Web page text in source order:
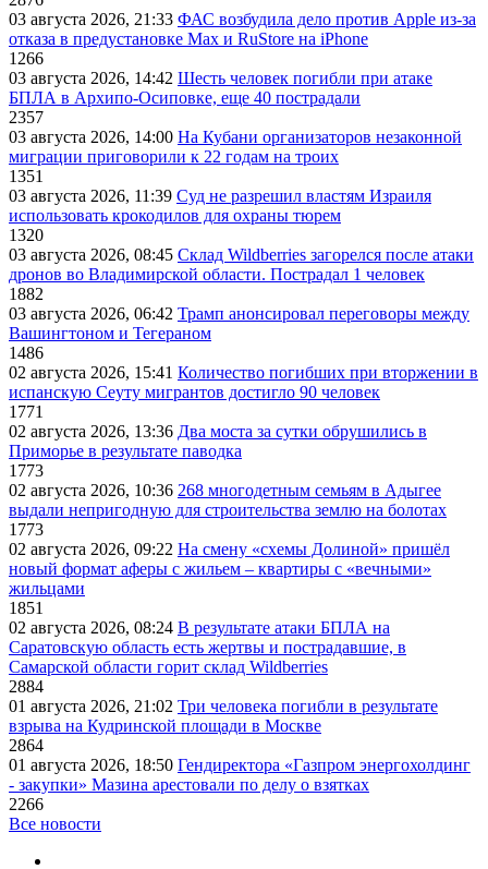
03 августа 2026, 21:33 ФАС возбудила дело против Apple из-за
отказа в предустановке Max и RuStore на iPhone
1266
03 августа 2026, 14:42 Шесть человек погибли при атаке
БПЛА в Архипо-Осиповке, еще 40 пострадали
2357
03 августа 2026, 14:00 На Кубани организаторов незаконной
миграции приговорили к 22 годам на троих
1351
03 августа 2026, 11:39 Суд не разрешил властям Израиля
использовать крокодилов для охраны тюрем
1320
03 августа 2026, 08:45 Склад Wildberries загорелся после атаки
дронов во Владимирской области. Пострадал 1 человек
1882
03 августа 2026, 06:42 Трамп анонсировал переговоры между
Вашингтоном и Тегераном
1486
02 августа 2026, 15:41 Количество погибших при вторжении в
испанскую Сеуту мигрантов достигло 90 человек
1771
02 августа 2026, 13:36 Два моста за сутки обрушились в
Приморье в результате паводка
1773
02 августа 2026, 10:36 268 многодетным семьям в Адыгее
выдали непригодную для строительства землю на болотах
1773
02 августа 2026, 09:22 На смену «схемы Долиной» пришёл
новый формат аферы с жильем – квартиры с «вечными»
жильцами
1851
02 августа 2026, 08:24 В результате атаки БПЛА на
Саратовскую область есть жертвы и пострадавшие, в
Самарской области горит склад Wildberries
2884
01 августа 2026, 21:02 Три человека погибли в результате
взрыва на Кудринской площади в Москве
2864
01 августа 2026, 18:50 Гендиректора «Газпром энергохолдинг
- закупки» Мазина арестовали по делу о взятках
2266
Все новости